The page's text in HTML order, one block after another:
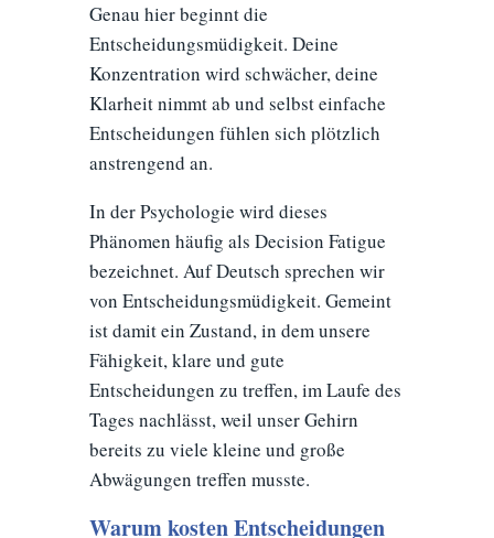
Genau hier beginnt die
Entscheidungsmüdigkeit. Deine
Konzentration wird schwächer, deine
Klarheit nimmt ab und selbst einfache
Entscheidungen fühlen sich plötzlich
anstrengend an.
In der Psychologie wird dieses
Phänomen häufig als Decision Fatigue
bezeichnet. Auf Deutsch sprechen wir
von Entscheidungsmüdigkeit. Gemeint
ist damit ein Zustand, in dem unsere
Fähigkeit, klare und gute
Entscheidungen zu treffen, im Laufe des
Tages nachlässt, weil unser Gehirn
bereits zu viele kleine und große
Abwägungen treffen musste.
Warum kosten Entscheidungen